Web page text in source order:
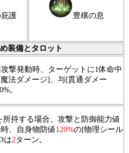
護 豊穣の息
装備とタロット
撃発動時、ターゲットに1体命中
法ダメージ]、与[貫通ダメー
。
持する場合、攻撃と防御能力値
、自身物防値120%の[物理シール
は2ターン。